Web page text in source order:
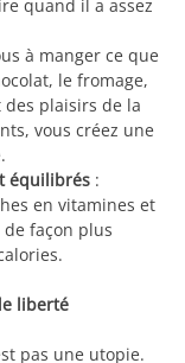
quand il a assez
à manger ce que
le fromage,
des plaisirs de la
vous créez une
équilibrés :
en vitamines et
façon plus
liberté
pas une utopie.